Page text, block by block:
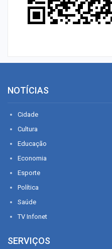
NOTÍCIAS
Cidade
Cultura
Educação
Economia
Esporte
Política
Saúde
TV Infonet
SERVIÇOS